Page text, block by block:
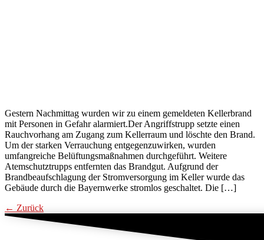
Gestern Nachmittag wurden wir zu einem gemeldeten Kellerbrand
mit Personen in Gefahr alarmiert.Der Angriffstrupp setzte einen
Rauchvorhang am Zugang zum Kellerraum und löschte den Brand.
Um der starken Verrauchung entgegenzuwirken, wurden
umfangreiche Belüftungsmaßnahmen durchgeführt. Weitere
Atemschutztrupps entfernten das Brandgut. Aufgrund der
Brandbeaufschlagung der Stromversorgung im Keller wurde das
Gebäude durch die Bayernwerke stromlos geschaltet. Die […]
← Zurück